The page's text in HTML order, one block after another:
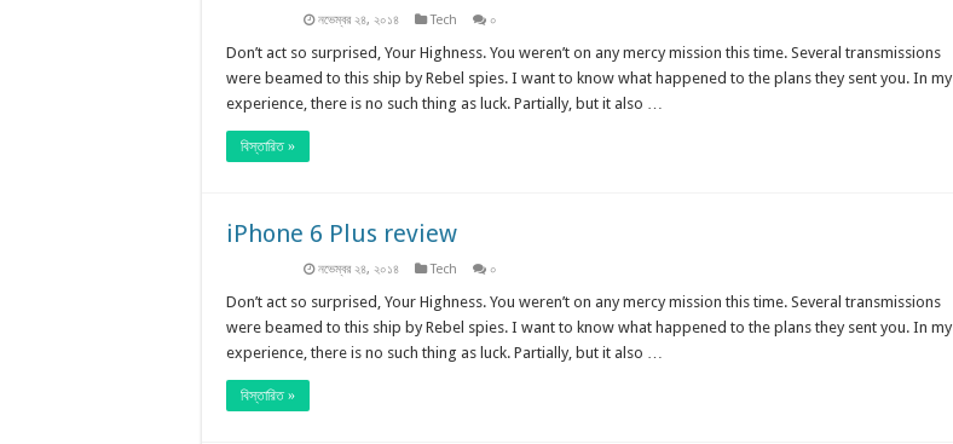
নভেম্বর ২৪, ২০১৪ Tech ০
Don’t act so surprised, Your Highness. You weren’t on any mercy mission this time. Several transmissions
were beamed to this ship by Rebel spies. I want to know what happened to the plans they sent you. In my
experience, there is no such thing as luck. Partially, but it also …
বিস্তারিত »
iPhone 6 Plus review
নভেম্বর ২৪, ২০১৪ Tech ০
Don’t act so surprised, Your Highness. You weren’t on any mercy mission this time. Several transmissions
were beamed to this ship by Rebel spies. I want to know what happened to the plans they sent you. In my
experience, there is no such thing as luck. Partially, but it also …
বিস্তারিত »